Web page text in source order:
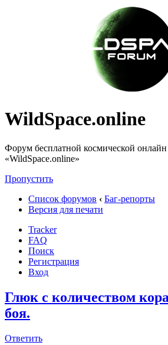
WildSpace.online
Форум бесплатной космической онлайн
«WildSpace.online»
Пропустить
Список форумов ‹ Баг-репорты
Версия для печати
Tracker
FAQ
Поиск
Регистрация
Вход
Глюк с количеством
боя.
Ответить